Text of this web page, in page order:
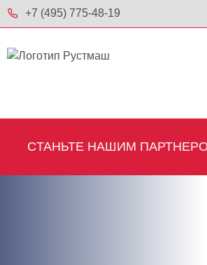
+7 (495) 775-48-19
CТАНЬТЕ НАШИМ